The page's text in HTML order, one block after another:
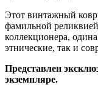
Этот винтажный
фамильной
коллекционера,
этнические, так и
Представлен
экземпляре.